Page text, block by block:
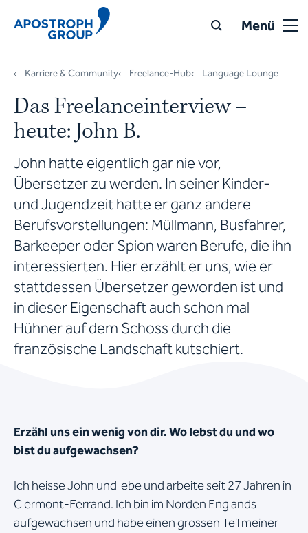
Menü
Karriere & Community Freelance-Hub Language Lounge
Das Freelanceinterview –
heute: John B.
John hatte eigentlich gar nie vor,
Übersetzer zu werden. In seiner Kinder-
und Jugendzeit hatte er ganz andere
Berufsvorstellungen: Müllmann, Busfahrer,
Barkeeper oder Spion waren Berufe, die ihn
interessierten. Hier erzählt er uns, wie er
stattdessen Übersetzer geworden ist und
in dieser Eigenschaft auch schon mal
Hühner auf dem Schoss durch die
französische Landschaft kutschiert.
Erzähl uns ein wenig von dir. Wo lebst du und wo
bist du aufgewachsen?
Ich heisse John und lebe und arbeite seit 27 Jahren in
Clermont-Ferrand. Ich bin im Norden Englands
aufgewachsen und habe einen grossen Teil meiner